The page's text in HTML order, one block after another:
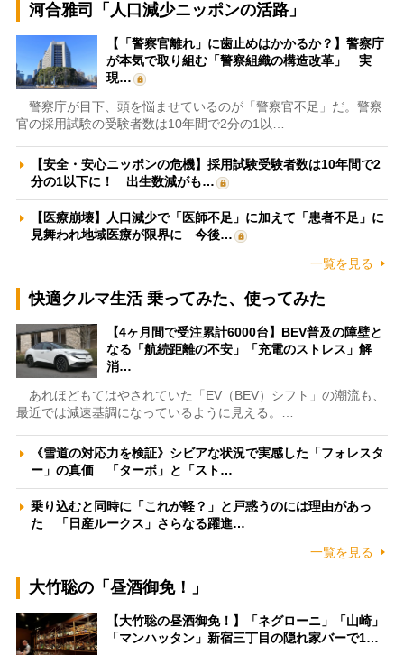
河合雅司「人口減少ニッポンの活路」
【「警察官離れ」に歯止めはかかるか？】警察庁
が本気で取り組む「警察組織の構造改革」 実
現…
警察庁が目下、頭を悩ませているのが「警察官不足」だ。警察
官の採用試験の受験者数は10年間で2分の1以…
【安全・安心ニッポンの危機】採用試験受験者数は10年間で2
分の1以下に！ 出生数減がも…
【医療崩壊】人口減少で「医師不足」に加えて「患者不足」に
見舞われ地域医療が限界に 今後…
一覧を見る
快適クルマ生活 乗ってみた、使ってみた
【4ヶ月間で受注累計6000台】BEV普及の障壁と
なる「航続距離の不安」「充電のストレス」解
消…
あれほどもてはやされていた「EV（BEV）シフト」の潮流も、
最近では減速基調になっているように見える。…
《雪道の対応力を検証》シビアな状況で実感した「フォレスタ
ー」の真価 「ターボ」と「スト…
乗り込むと同時に「これが軽？」と戸惑うのには理由があっ
た 「日産ルークス」さらなる躍進…
一覧を見る
大竹聡の「昼酒御免！」
【大竹聡の昼酒御免！】「ネグローニ」「山崎」
「マンハッタン」新宿三丁目の隠れ家バーで1…